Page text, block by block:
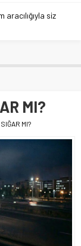
aracılığıyla siz
MI?
MI?